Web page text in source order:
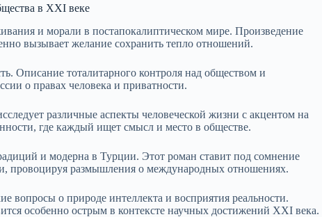
в XXI веке
и морали в постапокалиптическом мире. Произведение
вызывает желание сохранить тепло отношений.
Описание тоталитарного контроля над обществом и
о правах человека и приватности.
различные аспекты человеческой жизни с акцентом на
где каждый ищет смысл и место в обществе.
и модерна в Турции. Этот роман ставит под сомнение
провоцируя размышления о международных отношениях.
вопросы о природе интеллекта и восприятия реальности.
особенно острым в контексте научных достижений XXI века.